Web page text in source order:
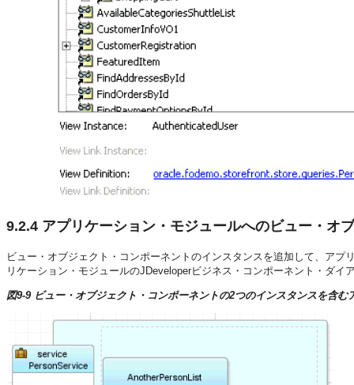
9.2.4 アプリケーション・モジュールへのビュー・オ
ビュー・オブジェクト・コンポーネントのインスタンスを追加して、ア
リケーション・モジュールのJDeveloperビジネス・コンポーネント・ダイ
図9-9 ビュー・オブジェクト・コンポーネントの2つのインスタンスを含む